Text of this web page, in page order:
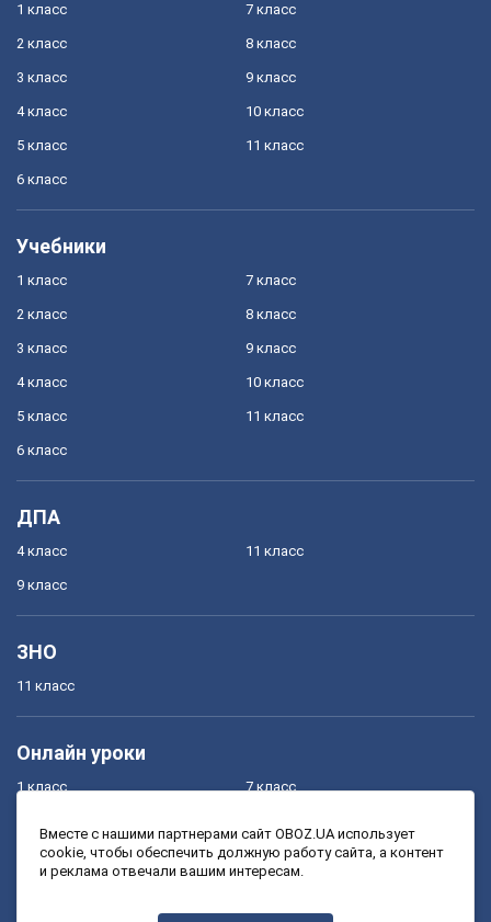
1 класс
2 класс
3 класс
4 класс
5 класс
6 класс
7 класс
8 класс
9 класс
10 класс
11 класс
Учебники
1 класс
2 класс
3 класс
4 класс
5 класс
6 класс
7 класс
8 класс
9 класс
10 класс
11 класс
ДПА
4 класс
9 класс
11 класс
ЗНО
11 класс
Онлайн уроки
1 класс
3 класс
7 класс
9 класс
Вместе с нашими партнерами сайт OBOZ.UA использует
cookie, чтобы обеспечить должную работу сайта, а контент
и реклама отвечали вашим интересам.